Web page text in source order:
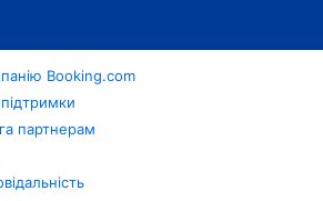
Booking.com
партнерам